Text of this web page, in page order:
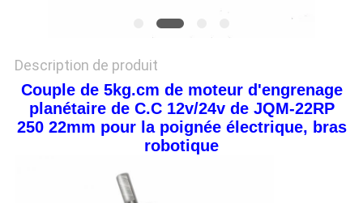
CONFIDENTIALITÉ
Description de produit
Couple de 5kg.cm de moteur d'engrenage
planétaire de C.C 12v/24v de JQM-22RP
250 22mm pour la poignée électrique, bras
robotique